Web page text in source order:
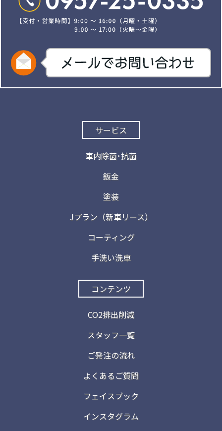
サービス
車内除菌･抗菌
鈑金
塗装
Jプラン（新車リース）
コーティング
手洗い洗車
コンテンツ
CO2排出削減
スタッフ一覧
ご発注の流れ
よくあるご質問
フェイスブック
インスタグラム